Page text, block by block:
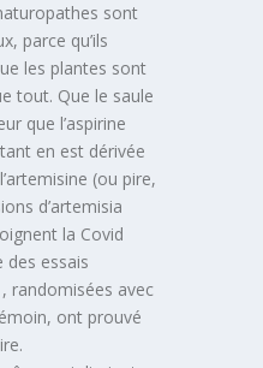
sont
parce qu’ils
les plantes sont
tout. Que le saule
que l’aspirine
en est dérivée
(ou pire,
d’artemisia
la Covid
des essais
randomisées avec
ont prouvé